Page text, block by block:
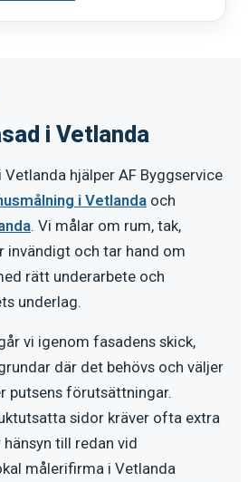
i Vetlanda
Vetlanda hjälper AF Byggservice
i Vetlanda och
. Vi målar om rum, tak,
invändigt och tar hand om
rätt underarbete och
underlag.
vi igenom fasadens skick,
där det behövs och väljer
putsens förutsättningar.
sidor kräver ofta extra
till redan vid
målerifirma i Vetlanda